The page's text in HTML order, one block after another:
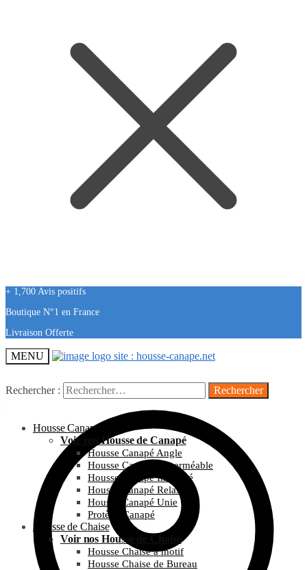
+ 1,700 Avis positifs
Boutique N°1 en France
Livraison Offerte
MENU
Rechercher :
Housse Canapé
Voir nos Housse de Canapé
Housse Canapé Angle
Housse Canapé Imperméable
Housse Canapé Imprimé
Housse Canapé Relax
Housse Canapé Unie
Protège Canapé
Housse de Chaise
Voir nos Housse de Chaise
Housse Chaise à motif
Housse Chaise de Bureau